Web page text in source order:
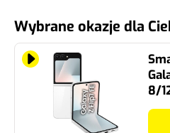
Wybrane okazje dla
8/